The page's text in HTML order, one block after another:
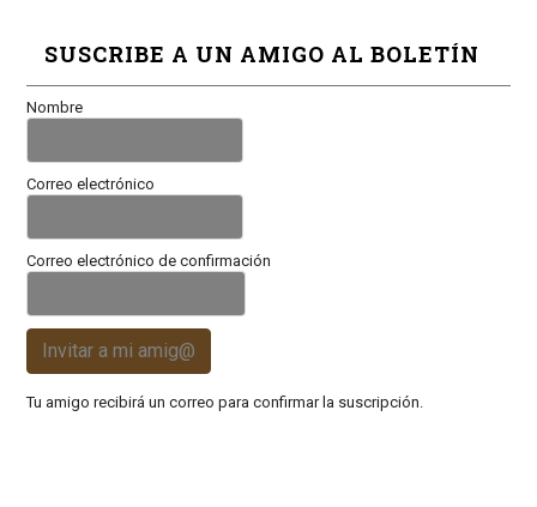
SUSCRIBE A UN AMIGO AL BOLETÍN
Nombre
Correo electrónico
Correo electrónico de confirmación
Invitar a mi amig@
Tu amigo recibirá un correo para confirmar la suscripción.